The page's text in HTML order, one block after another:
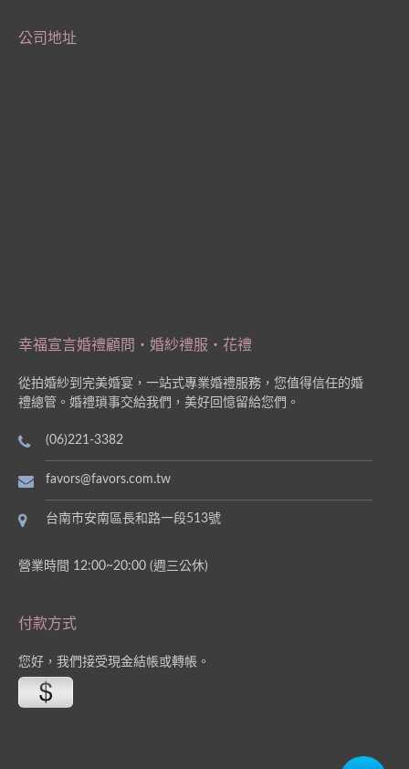
公司地址
幸福宣言婚禮顧問‧婚紗禮服‧花禮
從拍婚紗到完美婚宴，一站式專業婚禮服務，您值得信任的婚
禮總管。婚禮瑣事交給我們，美好回憶留給您們。
(06)221-3382
favors@favors.com.tw
台南市安南區長和路一段513號
營業時間 12:00~20:00 (週三公休)
付款方式
您好，我們接受現金結帳或轉帳。